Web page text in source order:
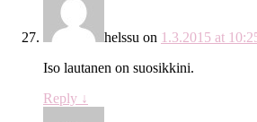
helssu on 1.3.2015 at
Iso lautanen on suosikkini.
Reply ↓